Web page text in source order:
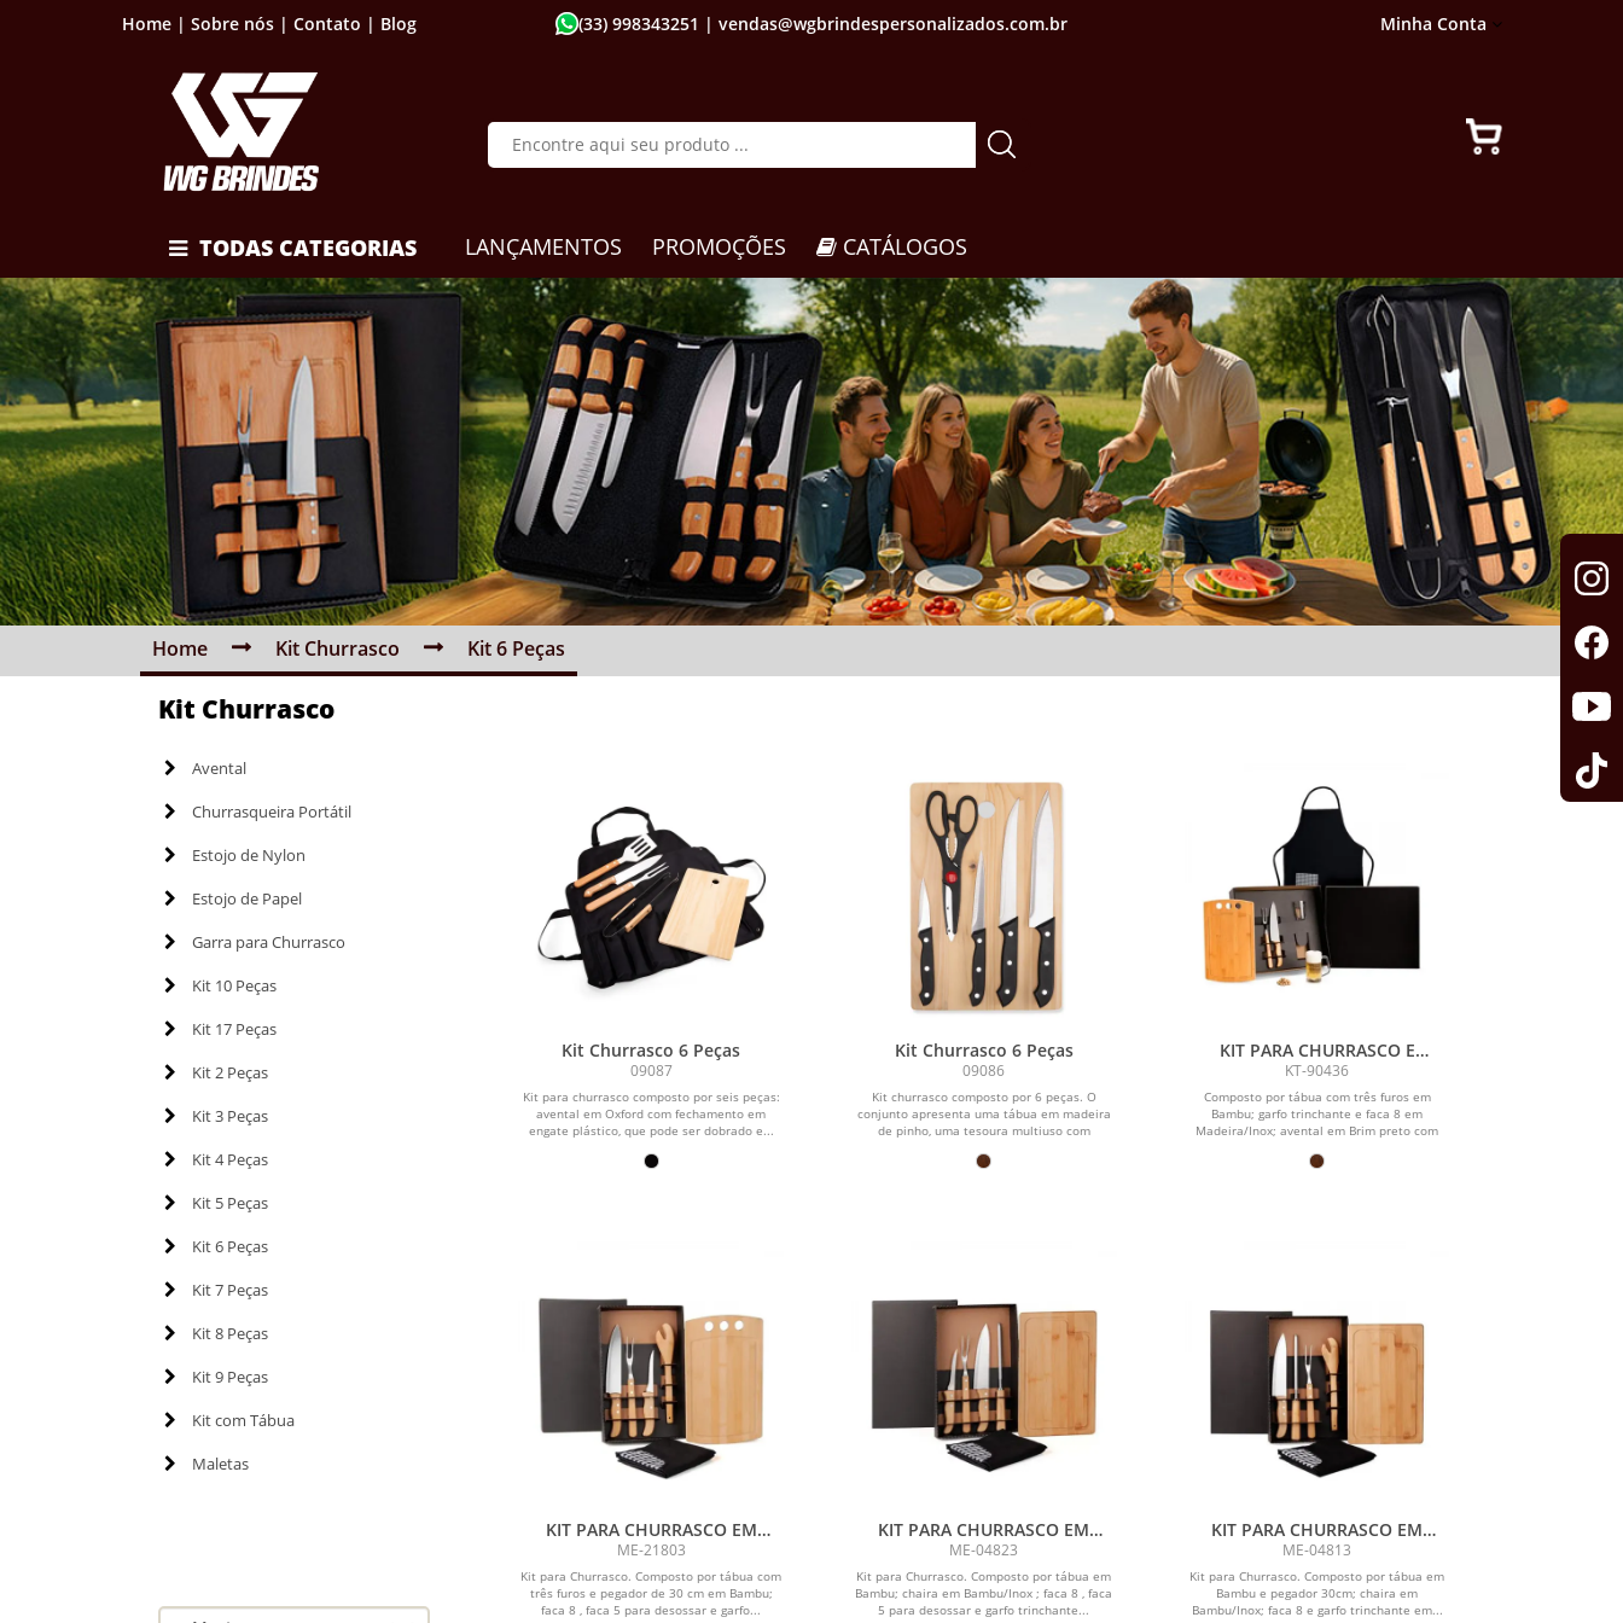
Home | Sobre nós | Contato | Blog (33) 998343251 | vendas@wgbrindespersonalizados.com.br Minha Conta
TODAS CATEGORIAS LANÇAMENTOS PROMOÇÕES CATÁLOGOS
Home Kit Churrasco Kit 6 Peças
Kit Churrasco
Avental
Churrasqueira Portátil
Estojo de Nylon
Estojo de Papel
Garra para Churrasco
Kit 10 Peças
Kit 17 Peças
Kit 2 Peças
Kit 3 Peças
Kit 4 Peças
Kit 5 Peças
Kit 6 Peças
Kit 7 Peças
Kit 8 Peças
Kit 9 Peças
Kit com Tábua
Maletas
Kit Churrasco 6 Peças
09087
Kit para churrasco composto por seis peças:
avental em Oxford com fechamento em
engate plástico, que pode ser dobrado e...
Kit Churrasco 6 Peças
09086
Kit churrasco composto por 6 peças. O
conjunto apresenta uma tábua em madeira
de pinho, uma tesoura multiuso com
KIT PARA CHURRASCO E
CERVEJA - 6 PÇS
KT-90436
Composto por tábua com três furos em
Bambu; garfo trinchante e faca 8 em
Madeira/Inox; avental em Brim preto com
KIT PARA CHURRASCO EM
BAMBU / MADEIRA / INOX COM
AVENTAL - 6 PÇS
ME-21803
Kit para Churrasco. Composto por tábua com
três furos e pegador de 30 cm em Bambu;
faca 8 , faca 5 para desossar e garfo...
KIT PARA CHURRASCO EM
BAMBU / MADEIRA / INOX COM
AVENTAL - 6 PÇS
ME-04823
Kit para Churrasco. Composto por tábua em
Bambu; chaira em Bambu/Inox ; faca 8 , faca
5 para desossar e garfo trinchante...
KIT PARA CHURRASCO EM
BAMBU / MADEIRA / INOX COM
AVENTAL - 6 PÇS
ME-04813
Kit para Churrasco. Composto por tábua em
Bambu e pegador 30cm; chaira em
Bambu/Inox; faca 8 e garfo trinchante em...